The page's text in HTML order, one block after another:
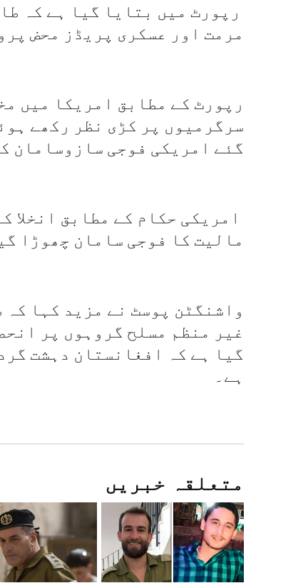
رپورٹ میں بتایا گیا ہے کہ
مرمت اور عسکری پریڈز محض
رپورٹ کے مطابق امریکا میں
سرگرمیوں پر کڑی نظر رکھے
گئے امریکی فوجی سازوسامان
مالیت کا فوجی سامان چھوڑا
واشنگٹن پوسٹ نے مزید کہا
غیر منظم مسلح گروہوں پر
گیا ہے کہ افغانستان دہشت
ہے۔
متعلقہ خبریں